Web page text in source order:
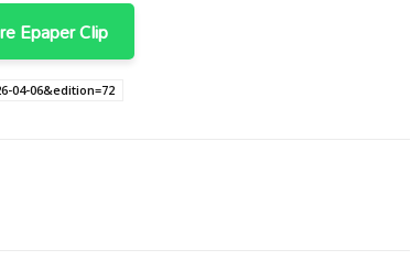
Epaper Clip
04-06&edition=72